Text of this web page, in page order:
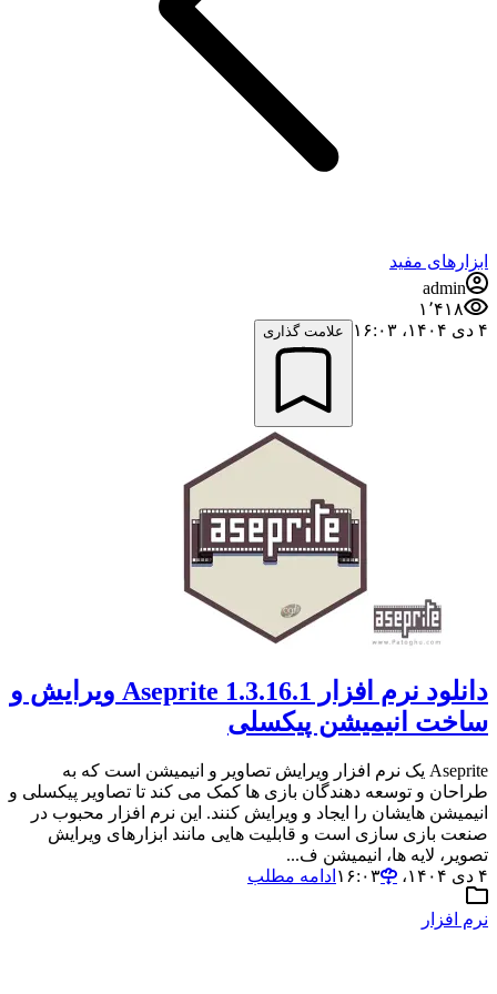
ابزارهای مفید
admin
۱٬۴۱۸
۴ دی ۱۴۰۴،‏ ۱۶:۰۳
علامت گذاری
دانلود نرم افزار Aseprite 1.3.16.1 ویرایش و
ساخت انیمیشن پیکسلی
Aseprite یک نرم افزار ویرایش تصاویر و انیمیشن است که به
طراحان و توسعه دهندگان بازی ها کمک می کند تا تصاویر پیکسلی و
انیمیشن هایشان را ایجاد و ویرایش کنند. این نرم افزار محبوب در
صنعت بازی سازی است و قابلیت هایی مانند ابزارهای ویرایش
تصویر، لایه ها، انیمیشن ف...
۴ دی ۱۴۰۴،‏ ۱۶:۰۳
ادامه مطلب
نرم افزار